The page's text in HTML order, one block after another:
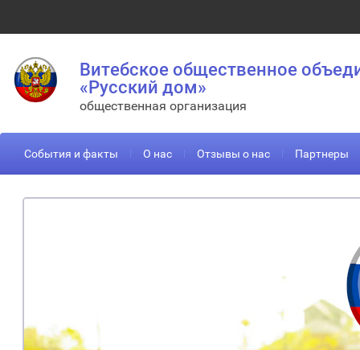
Витебское общественное
«Русский дом»
общественная организация
События и факты О нас Отзывы о нас Партнеры